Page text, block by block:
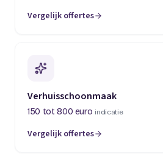
Vergelijk offertes
(opent in een nieuw tabblad)
Verhuisschoonmaak
150 tot 800 euro indicatie
Vergelijk offertes
(opent in een nieuw tabblad)